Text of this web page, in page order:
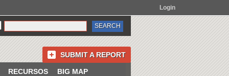
Login
SUBMIT A REPORT
RECURSOS BIG MAP